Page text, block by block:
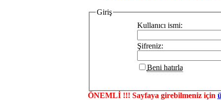
Giriş
Kullanıcı ismi:
Şifreniz:
Beni hatırla
ÖNEMLİ !!! Sayfaya girebilmeniz için